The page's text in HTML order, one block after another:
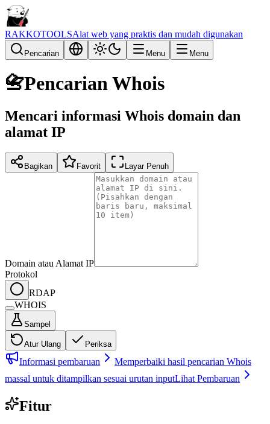
RAKKOTOOLSAlat web yang praktis dan mudah digunakan
Pencarian Menu Menu
📇Pencarian Whois
Mencari informasi Whois domain dan
alamat IP
Bagikan Favorit Layar Penuh
Domain atau Alamat IP
Protokol
RDAP
WHOIS
Sampel
Atur Ulang Periksa
Informasi pembaruan
Memperbaiki hasil pencarian Whois
massal untuk ditampilkan sesuai urutan inputLihat Pembaruan
Fitur